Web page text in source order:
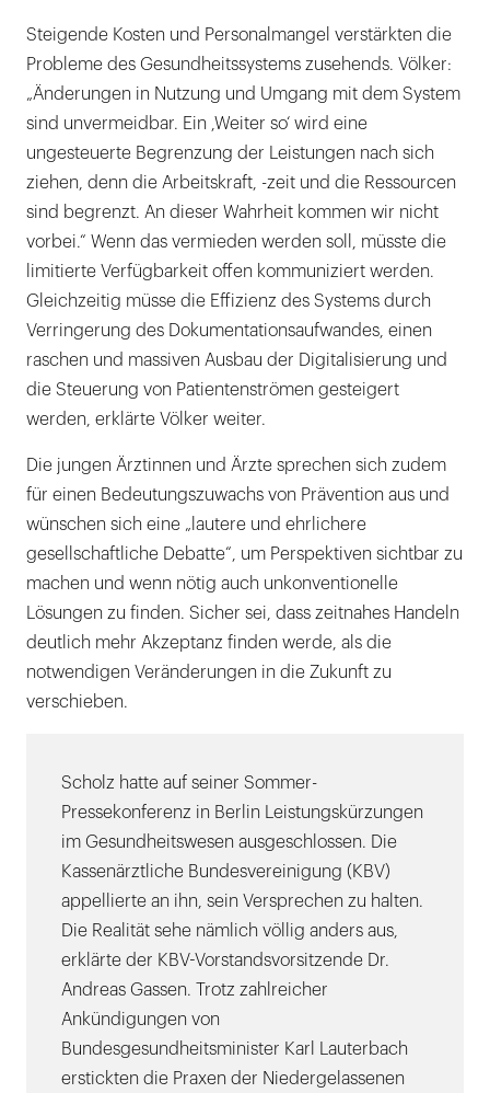
Steigende Kosten und Personalmangel verstärkten die
Probleme des Gesundheitssystems zusehends. Völker:
„Änderungen in Nutzung und Umgang mit dem System
sind unvermeidbar. Ein ,Weiter so‘ wird eine
ungesteuerte Begrenzung der Leistungen nach sich
ziehen, denn die Arbeitskraft, -zeit und die Ressourcen
sind begrenzt. An dieser Wahrheit kommen wir nicht
vorbei.“ Wenn das vermieden werden soll, müsste die
limitierte Verfügbarkeit offen kommuniziert werden.
Gleichzeitig müsse die Effizienz des Systems durch
Verringerung des Dokumentationsaufwandes, einen
raschen und massiven Ausbau der Digitalisierung und
die Steuerung von Patientenströmen gesteigert
werden, erklärte Völker weiter.
Die jungen Ärztinnen und Ärzte sprechen sich zudem
für einen Bedeutungszuwachs von Prävention aus und
wünschen sich eine „lautere und ehrlichere
gesellschaftliche Debatte“, um Perspektiven sichtbar zu
machen und wenn nötig auch unkonventionelle
Lösungen zu finden. Sicher sei, dass zeitnahes Handeln
deutlich mehr Akzeptanz finden werde, als die
notwendigen Veränderungen in die Zukunft zu
verschieben.
Scholz hatte auf seiner Sommer-
Pressekonferenz in Berlin Leistungskürzungen
im Gesundheitswesen ausgeschlossen. Die
Kassenärztliche Bundesvereinigung (KBV)
appellierte an ihn, sein Versprechen zu halten.
Die Realität sehe nämlich völlig anders aus,
erklärte der KBV-Vorstandsvorsitzende Dr.
Andreas Gassen. Trotz zahlreicher
Ankündigungen von
Bundesgesundheitsminister Karl Lauterbach
erstickten die Praxen der Niedergelassenen